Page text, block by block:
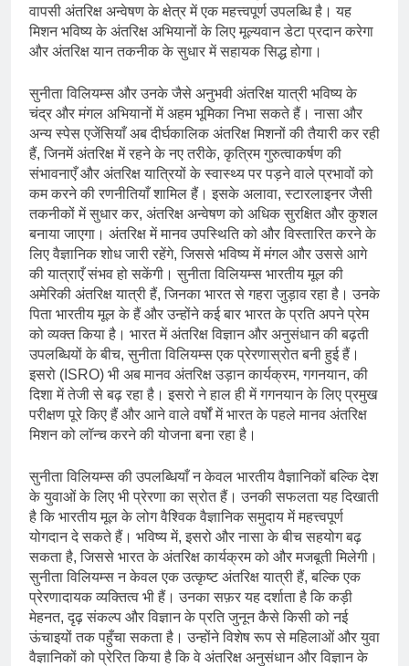
वापसी अंतरिक्ष अन्वेषण के क्षेत्र में एक महत्त्वपूर्ण उपलब्धि है। यह
मिशन भविष्य के अंतरिक्ष अभियानों के लिए मूल्यवान डेटा प्रदान करेगा
और अंतरिक्ष यान तकनीक के सुधार में सहायक सिद्ध होगा।
सुनीता विलियम्स और उनके जैसे अनुभवी अंतरिक्ष यात्री भविष्य के
चंद्र और मंगल अभियानों में अहम भूमिका निभा सकते हैं। नासा और
अन्य स्पेस एजेंसियाँ अब दीर्घकालिक अंतरिक्ष मिशनों की तैयारी कर रही
हैं, जिनमें अंतरिक्ष में रहने के नए तरीके, कृत्रिम गुरुत्वाकर्षण की
संभावनाएँ और अंतरिक्ष यात्रियों के स्वास्थ्य पर पड़ने वाले प्रभावों को
कम करने की रणनीतियाँ शामिल हैं। इसके अलावा, स्टारलाइनर जैसी
तकनीकों में सुधार कर, अंतरिक्ष अन्वेषण को अधिक सुरक्षित और कुशल
बनाया जाएगा। अंतरिक्ष में मानव उपस्थिति को और विस्तारित करने के
लिए वैज्ञानिक शोध जारी रहेंगे, जिससे भविष्य में मंगल और उससे आगे
की यात्राएँ संभव हो सकेंगी। सुनीता विलियम्स भारतीय मूल की
अमेरिकी अंतरिक्ष यात्री हैं, जिनका भारत से गहरा जुड़ाव रहा है। उनके
पिता भारतीय मूल के हैं और उन्होंने कई बार भारत के प्रति अपने प्रेम
को व्यक्त किया है। भारत में अंतरिक्ष विज्ञान और अनुसंधान की बढ़ती
उपलब्धियों के बीच, सुनीता विलियम्स एक प्रेरणास्रोत बनी हुई हैं।
इसरो (ISRO) भी अब मानव अंतरिक्ष उड़ान कार्यक्रम, गगनयान, की
दिशा में तेजी से बढ़ रहा है। इसरो ने हाल ही में गगनयान के लिए प्रमुख
परीक्षण पूरे किए हैं और आने वाले वर्षों में भारत के पहले मानव अंतरिक्ष
मिशन को लॉन्च करने की योजना बना रहा है।
सुनीता विलियम्स की उपलब्धियाँ न केवल भारतीय वैज्ञानिकों बल्कि देश
के युवाओं के लिए भी प्रेरणा का स्रोत हैं। उनकी सफलता यह दिखाती
है कि भारतीय मूल के लोग वैश्विक वैज्ञानिक समुदाय में महत्त्वपूर्ण
योगदान दे सकते हैं। भविष्य में, इसरो और नासा के बीच सहयोग बढ़
सकता है, जिससे भारत के अंतरिक्ष कार्यक्रम को और मजबूती मिलेगी।
सुनीता विलियम्स न केवल एक उत्कृष्ट अंतरिक्ष यात्री हैं, बल्कि एक
प्रेरणादायक व्यक्तित्व भी हैं। उनका सफ़र यह दर्शाता है कि कड़ी
मेहनत, दृढ़ संकल्प और विज्ञान के प्रति जुनून कैसे किसी को नई
ऊंचाइयों तक पहुँचा सकता है। उन्होंने विशेष रूप से महिलाओं और युवा
वैज्ञानिकों को प्रेरित किया है कि वे अंतरिक्ष अनुसंधान और विज्ञान के